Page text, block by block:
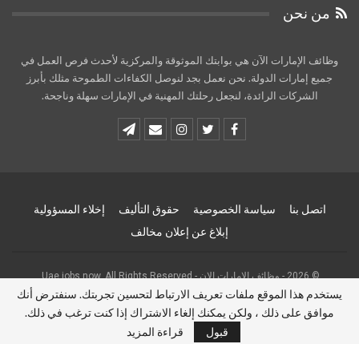
من نحن
وظائف الإمارات الآن هي بوابتك الموثوقة والمركزية لأحدث فرص العمل في
جميع إمارات الدولة. نحن نعمل بجد لنوصل الكفاءات الطموحة مثلك بأبرز
الشركات الرائدة، لنجعل رحلتك المهنية في الإمارات سهلة وناجحة.
اتصل بنا سياسة الخصوصية حقوق التأليف
إخلاء المسؤولية
إبلاغ عن إعلان مخالف
© 2026 - وظائف الامارات الان - Uae jobs now. All Rights Reserved.
Website Design: uaejobsnow
يستخدم هذا الموقع ملفات تعريف الارتباط لتحسين تجربتك. سنفترض أنك
موافق على ذلك ، ولكن يمكنك إلغاء الاشتراك إذا كنت ترغب في ذلك.
قبول
قراءة المزيد